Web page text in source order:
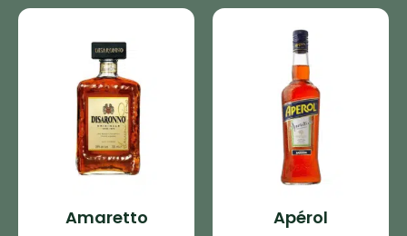
Amaretto Apérol